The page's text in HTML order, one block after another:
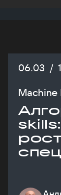
Дата:
06.03 /